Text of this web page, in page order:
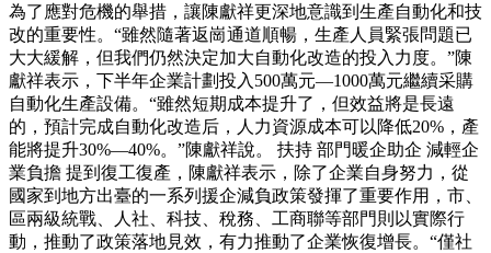
為了應對危機的舉措，讓陳獻祥更深地意識到生產自動化和技
改的重要性。“雖然隨著返崗通道順暢，生產人員緊張問題已
大大緩解，但我們仍然決定加大自動化改造的投入力度。”陳
獻祥表示，下半年企業計劃投入500萬元—1000萬元繼續采購
自動化生產設備。“雖然短期成本提升了，但效益將是長遠
的，預計完成自動化改造后，人力資源成本可以降低20%，產
能將提升30%—40%。”陳獻祥說。 扶持 部門暖企助企 減輕企
業負擔 提到復工復產，陳獻祥表示，除了企業自身努力，從
國家到地方出臺的一系列援企減負政策發揮了重要作用，市、
區兩級統戰、人社、科技、稅務、工商聯等部門則以實際行
動，推動了政策落地見效，有力推動了企業恢復增長。“僅社